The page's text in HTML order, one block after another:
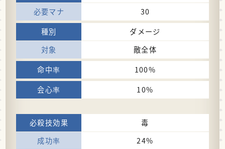
30
ダメージ
敵全体
100%
10%
毒
24%